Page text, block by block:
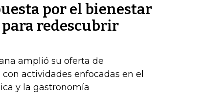
por el bienestar
redescubrir
amplió su oferta de
actividades enfocadas en el
y la gastronomía